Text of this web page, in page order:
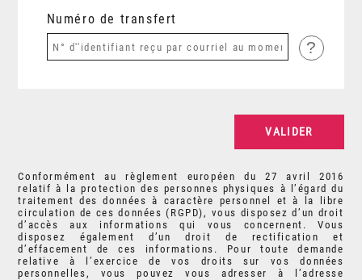
Numéro de transfert
?
Conformément au règlement européen du 27 avril 2016
relatif à la protection des personnes physiques à l’égard du
traitement des données à caractère personnel et à la libre
circulation de ces données (RGPD), vous disposez d’un droit
d’accès aux informations qui vous concernent. Vous
disposez également d’un droit de rectification et
d’effacement de ces informations. Pour toute demande
relative à l’exercice de vos droits sur vos données
personnelles, vous pouvez vous adresser à l’adresse